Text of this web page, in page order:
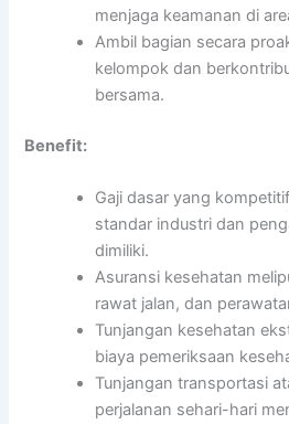
menjaga keamanan di
Ambil bagian secara
kelompok dan
bersama.
Benefit:
Gaji dasar yang
standar industri dan
dimiliki.
Asuransi kesehatan
rawat jalan, dan
Tunjangan kesehatan
biaya pemeriksaan
Tunjangan transportasi
perjalanan sehari-hari